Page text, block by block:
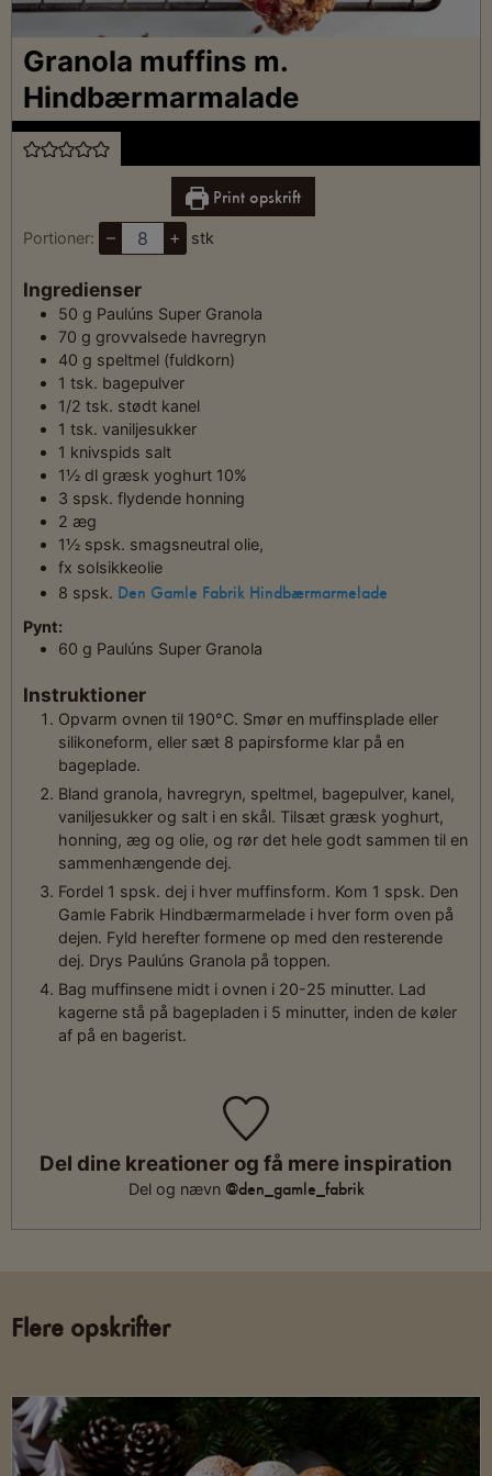
Granola muffins m.
Hindbærmarmalade
Print opskrift
Portioner: – + stk
Ingredienser
50 g Paulúns Super Granola
70 g grovvalsede havregryn
40 g speltmel (fuldkorn)
1 tsk. bagepulver
1/2 tsk. stødt kanel
1 tsk. vaniljesukker
1 knivspids salt
1½ dl græsk yoghurt 10%
3 spsk. flydende honning
2 æg
1½ spsk. smagsneutral olie,
fx solsikkeolie
8 spsk. Den Gamle Fabrik Hindbærmarmelade
Pynt:
60 g Paulúns Super Granola
Instruktioner
Opvarm ovnen til 190°C. Smør en muffinsplade eller
silikoneform, eller sæt 8 papirsforme klar på en
bageplade.
Bland granola, havregryn, speltmel, bagepulver, kanel,
vaniljesukker og salt i en skål. Tilsæt græsk yoghurt,
honning, æg og olie, og rør det hele godt sammen til en
sammenhængende dej.
Fordel 1 spsk. dej i hver muffinsform. Kom 1 spsk. Den
Gamle Fabrik Hindbærmarmelade i hver form oven på
dejen. Fyld herefter formene op med den resterende
dej. Drys Paulúns Granola på toppen.
Bag muffinsene midt i ovnen i 20-25 minutter. Lad
kagerne stå på bagepladen i 5 minutter, inden de køler
af på en bagerist.
Del dine kreationer og få mere inspiration
Del og nævn @den_gamle_fabrik
Flere opskrifter